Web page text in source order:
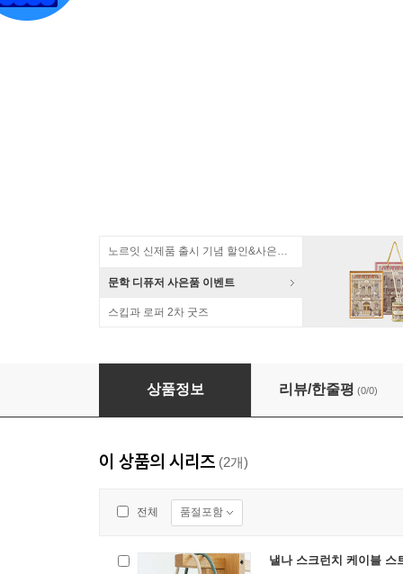
노르잇 신제품 출시 기념 할인&사은품 증정!
문학 디퓨저 사은품 이벤트
스킵과 로퍼 2차 굿즈
낼나 스크런치 케이블 스트랩
상품정보 리뷰/한줄평 (0/0)
이 상품의 시리즈 (2개)
전체 품절포함
낼나 스크런치 케이블 스